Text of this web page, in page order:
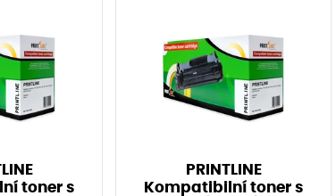
toner s
PRINTLINE
Kompatibilní toner s